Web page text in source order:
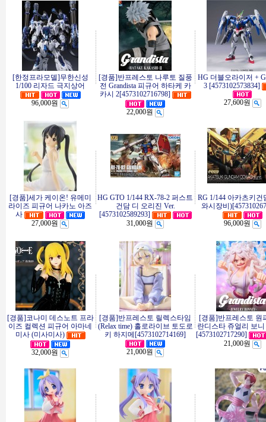
[한정프라모델]무한신성
1/100 리자드 극지상어
96,000원
[경품]반프레스토 나루토 질풍
전 Grandista 피규어 하타케 카
카시 2[4573102716798]
22,000원
HG 더블오라이저 +
3 [4573102573834]
27,600원
[경품]세가 케이온! 유메미
라이즈 피규어 나카노 아즈
사
27,000원
HG GTO 1/144 RX-78-2 퍼스트
건담 디 오리진 Ver.
[4573102589293]
31,000원
RG 1/144 아카츠키건
와시장비
96,000원
[경품]코나미 데스노트 프라
이즈 컬렉션 피규어 아마네
미사 (미사미사)
32,000원
[경품]반프레스토 릴렉스타임
(Relax time) 홀로라이브 토도로
키 하지메[4573102714169]
21,000원
[경품]반프레스토 원
란디스타 쥬얼리 보
[4573102717290]
21,000원